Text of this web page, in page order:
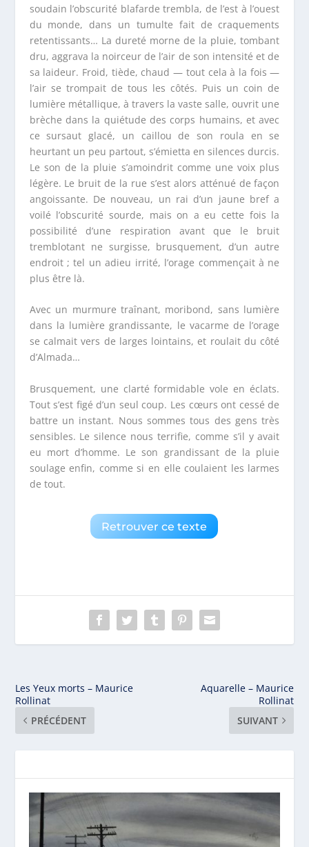
soudain l’obscurité blafarde trembla, de l’est à l’ouest
du monde, dans un tumulte fait de craquements
retentissants… La dureté morne de la pluie, tombant
dru, aggrava la noirceur de l’air de son intensité et de
sa laideur. Froid, tiède, chaud — tout cela à la fois —
l’air se trompait de tous les côtés. Puis un coin de
lumière métallique, à travers la vaste salle, ouvrit une
brèche dans la quiétude des corps humains, et avec
ce sursaut glacé, un caillou de son roula en se
heurtant un peu partout, s’émietta en silences durcis.
Le son de la pluie s’amoindrit comme une voix plus
légère. Le bruit de la rue s’est alors atténué de façon
angoissante. De nouveau, un rai d’un jaune bref a
voilé l’obscurité sourde, mais on a eu cette fois la
possibilité d’une respiration avant que le bruit
tremblotant ne surgisse, brusquement, d’un autre
endroit ; tel un adieu irrité, l’orage commençait à ne
plus être là.
Avec un murmure traînant, moribond, sans lumière
dans la lumière grandissante, le vacarme de l’orage
se calmait vers de larges lointains, et roulait du côté
d’Almada…
Brusquement, une clarté formidable vole en éclats.
Tout s’est figé d’un seul coup. Les cœurs ont cessé de
battre un instant. Nous sommes tous des gens très
sensibles. Le silence nous terrifie, comme s’il y avait
eu mort d’homme. Le son grandissant de la pluie
soulage enfin, comme si en elle coulaient les larmes
de tout.
Retrouver ce texte
Les Yeux morts – Maurice
Rollinat
PRÉCÉDENT
Aquarelle – Maurice
Rollinat
SUIVANT